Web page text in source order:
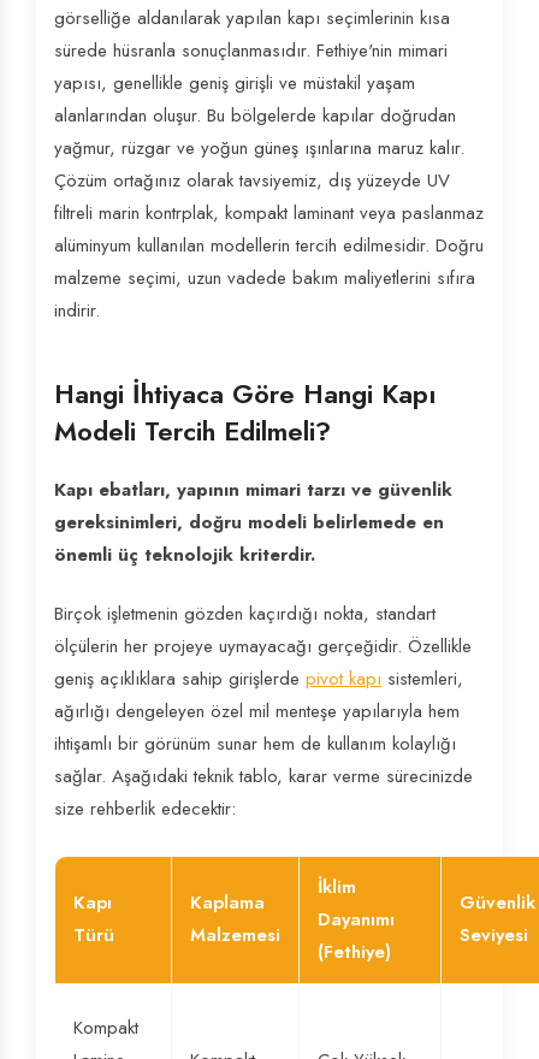
görselliğe aldanılarak yapılan kapı seçimlerinin kısa
sürede hüsranla sonuçlanmasıdır. Fethiye'nin mimari
yapısı, genellikle geniş girişli ve müstakil yaşam
alanlarından oluşur. Bu bölgelerde kapılar doğrudan
yağmur, rüzgar ve yoğun güneş ışınlarına maruz kalır.
Çözüm ortağınız olarak tavsiyemiz, dış yüzeyde UV
filtreli marin kontrplak, kompakt laminant veya paslanmaz
alüminyum kullanılan modellerin tercih edilmesidir. Doğru
malzeme seçimi, uzun vadede bakım maliyetlerini sıfıra
indirir.
Hangi İhtiyaca Göre Hangi Kapı
Modeli Tercih Edilmeli?
Kapı ebatları, yapının mimari tarzı ve güvenlik
gereksinimleri, doğru modeli belirlemede en
önemli üç teknolojik kriterdir.
Birçok işletmenin gözden kaçırdığı nokta, standart
ölçülerin her projeye uymayacağı gerçeğidir. Özellikle
geniş açıklıklara sahip girişlerde pivot kapı sistemleri,
ağırlığı dengeleyen özel mil menteşe yapılarıyla hem
ihtişamlı bir görünüm sunar hem de kullanım kolaylığı
sağlar. Aşağıdaki teknik tablo, karar verme sürecinizde
size rehberlik edecektir:
Kapı
Türü
Kaplama
Malzemesi
İklim
Dayanımı
(Fethiye)
Güvenlik
Seviyesi
Kompakt